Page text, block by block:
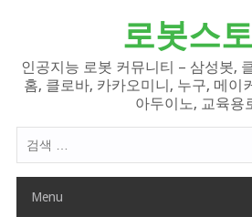
로봇스
인공지능 로봇 커뮤니티 – 삼성봇,
홈, 클로바, 카카오미니, 누구, 메이
아두이노, 교육용
색
Menu